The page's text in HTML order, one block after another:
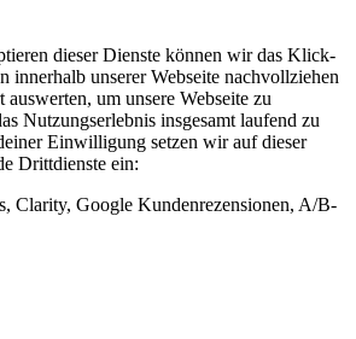
dieser Dienste können wir das Klick-
innerhalb unserer Webseite nachvollziehen
auswerten, um unsere Webseite zu
Nutzungserlebnis insgesamt laufend zu
Einwilligung setzen wir auf dieser
Drittdienste ein:
Clarity, Google Kundenrezensionen, A/B-